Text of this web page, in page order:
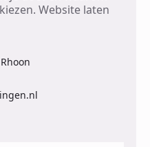
Website laten